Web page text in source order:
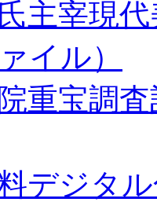
主宰現
イル）
重宝調
デジタ